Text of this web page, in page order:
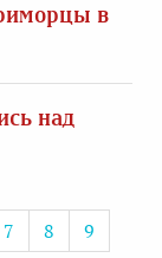
в
над
7 8
9